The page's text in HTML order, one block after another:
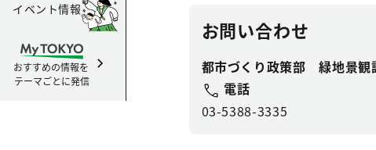
イベント情報
おすすめの情報を
テーマごとに発信
お問い合わせ
都市づくり政策部 緑地景
電話
03-5388-3335